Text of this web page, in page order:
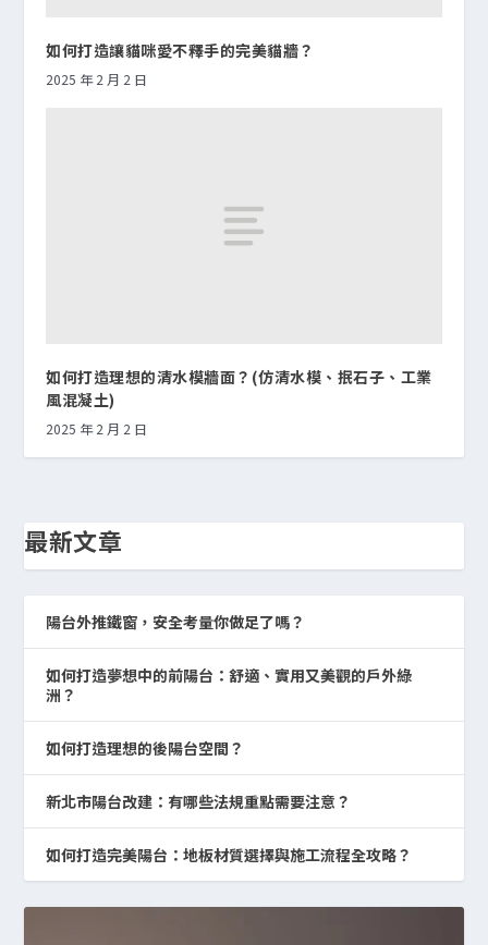
如何打造讓貓咪愛不釋手的完美貓牆？
2025 年 2 月 2 日
如何打造理想的清水模牆面？(仿清水模、抿石子、工業
風混凝土)
2025 年 2 月 2 日
最新文章
陽台外推鐵窗，安全考量你做足了嗎？
如何打造夢想中的前陽台：舒適、實用又美觀的戶外綠
洲？
如何打造理想的後陽台空間？
新北市陽台改建：有哪些法規重點需要注意？
如何打造完美陽台：地板材質選擇與施工流程全攻略？